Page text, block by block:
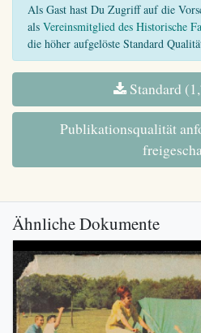
Als Gast hast Du Zugriff auf die
als Vereinsmitglied des Historische
die höher aufgelöste Standard
Standard
Publikationsqualität
Ähnliche Dokumente